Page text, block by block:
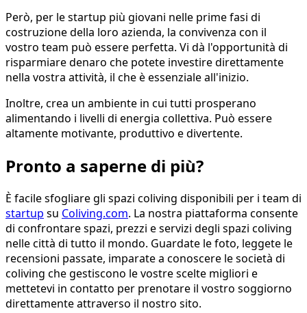
Però, per le startup più giovani nelle prime fasi di
costruzione della loro azienda, la convivenza con il
vostro team può essere perfetta. Vi dà l'opportunità di
risparmiare denaro che potete investire direttamente
nella vostra attività, il che è essenziale all'inizio.
Inoltre, crea un ambiente in cui tutti prosperano
alimentando i livelli di energia collettiva. Può essere
altamente motivante, produttivo e divertente.
Pronto a saperne di più?
È facile sfogliare gli spazi coliving disponibili per i team di
startup su Coliving.com. La nostra piattaforma consente
di confrontare spazi, prezzi e servizi degli spazi coliving
nelle città di tutto il mondo. Guardate le foto, leggete le
recensioni passate, imparate a conoscere le società di
coliving che gestiscono le vostre scelte migliori e
mettetevi in contatto per prenotare il vostro soggiorno
direttamente attraverso il nostro sito.